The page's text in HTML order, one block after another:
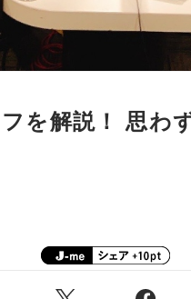
を解説！ 思わ